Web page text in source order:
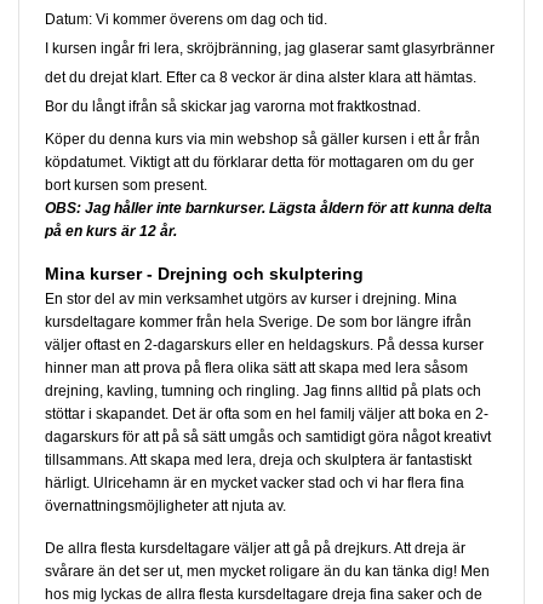
Datum: Vi kommer överens om dag och tid.
I kursen ingår fri lera, skröjbränning, jag glaserar samt glasyrbränner
det du drejat klart. Efter ca 8 veckor är dina alster klara att hämtas.
Bor du långt ifrån så skickar jag varorna mot fraktkostnad.
Köper du denna kurs via min webshop så gäller kursen i ett år från
köpdatumet. Viktigt att du förklarar detta för mottagaren om du ger
bort kursen som present.
OBS: Jag håller inte barnkurser. Lägsta åldern för att kunna delta
på en kurs är 12 år.
Mina kurser - Drejning och skulptering
En stor del av min verksamhet utgörs av kurser i drejning. Mina
kursdeltagare kommer från hela Sverige. De som bor längre ifrån
väljer oftast en 2-dagarskurs eller en heldagskurs. På dessa kurser
hinner man att prova på flera olika sätt att skapa med lera såsom
drejning, kavling, tumning och ringling. Jag finns alltid på plats och
stöttar i skapandet. Det är ofta som en hel familj väljer att boka en 2-
dagarskurs för att på så sätt umgås och samtidigt göra något kreativt
tillsammans. Att skapa med lera, dreja och skulptera är fantastiskt
härligt. Ulricehamn är en mycket vacker stad och vi har flera fina
övernattningsmöjligheter att njuta av.
De allra flesta kursdeltagare väljer att gå på drejkurs. Att dreja är
svårare än det ser ut, men mycket roligare än du kan tänka dig! Men
hos mig lyckas de allra flesta kursdeltagare dreja fina saker och de